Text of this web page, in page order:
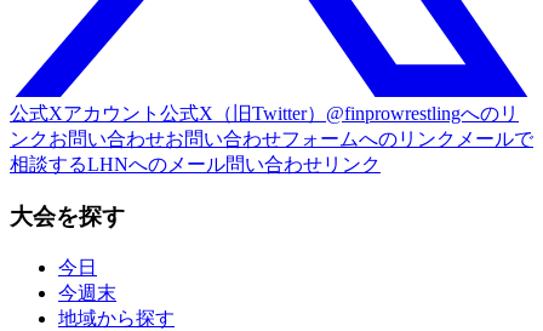
公式Xアカウント 公式X（旧Twitter）@finprowrestlingへのリ
ンクお問い合わせお問い合わせフォームへのリンク メールで
相談するLHNへのメール問い合わせリンク
大会を探す
今日
今週末
地域から探す